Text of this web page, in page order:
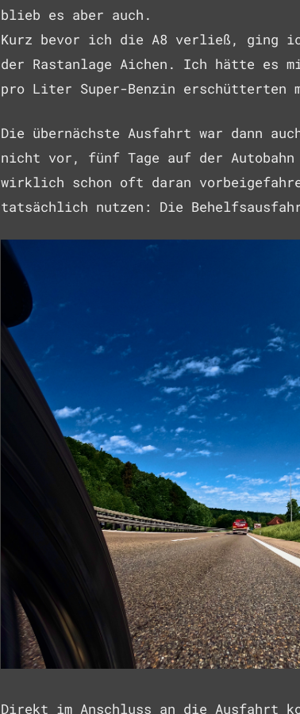
blieb es aber auch.
Kurz bevor ich die A8 verließ, ging
der Rastanlage Aichen. Ich hätte es
pro Liter Super-Benzin erschütterten
Die übernächste Ausfahrt war dann
nicht vor, fünf Tage auf der
wirklich schon oft daran
tatsächlich nutzen: Die
Direkt im Anschluss an die Ausfahrt